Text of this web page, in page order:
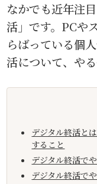
なかでも近年注
活」です。PCや
らばっている個
活について、や
デジタル終活と
すること
デジタル終活で
デジタル終活で